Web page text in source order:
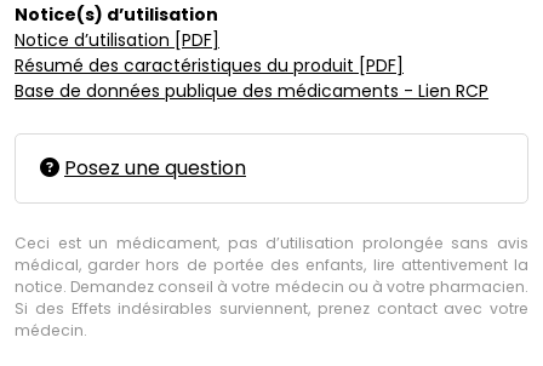
Notice(s) d’utilisation
Notice d’utilisation [PDF]
Résumé des caractéristiques du produit [PDF]
Base de données publique des médicaments - Lien RCP
Posez une question
Ceci est un médicament, pas d’utilisation prolongée sans avis
médical, garder hors de portée des enfants, lire attentivement la
notice. Demandez conseil à votre médecin ou à votre pharmacien.
Si des Effets indésirables surviennent, prenez contact avec votre
médecin.